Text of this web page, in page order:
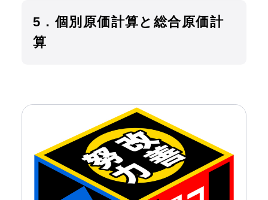
5．個別原価計算と総合原価計
算